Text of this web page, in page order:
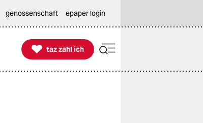
genossenschaft epaper login

taz zahl ich
taz zahl ich